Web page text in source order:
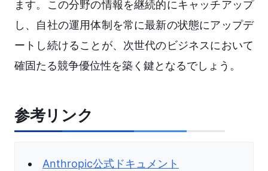
ます。この分野の情報を継続的にキャッチアップ
し、自社の運用体制を常に最新の状態にアップデ
ートし続けることが、次世代のビジネスにおいて
確固たる競争優位性を築く鍵となるでしょう。
参考リンク
Anthropic公式ドキュメント